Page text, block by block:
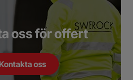
oss för offert
oss